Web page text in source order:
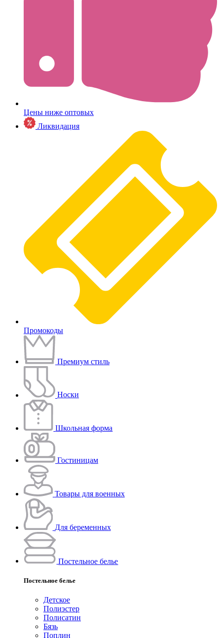
Цены ниже оптовых
Ликвидация
Промокоды
Премиум стиль
Носки
Школьная форма
Гостиницам
Товары для военных
Для беременных
Постельное белье
Постельное белье
Детское
Полиэстeр
Полисатин
Бязь
Поплин